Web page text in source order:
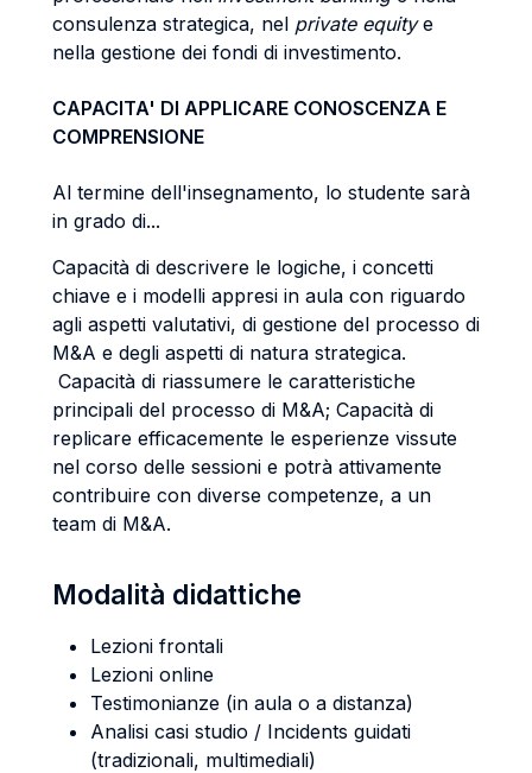
consulenza strategica, nel private equitye
nella gestione dei fondi di investimento.
CAPACITA' DI APPLICARE CONOSCENZA E
COMPRENSIONE
Al termine dell'insegnamento, lo studente sarà
in grado di...
Capacità di descrivere le logiche, i concetti
chiave e i modelli appresi in aula con riguardo
agli aspetti valutativi, di gestione del processo di
M&A e degli aspetti di natura strategica.
Capacità di riassumere le caratteristiche
principali del processo di M&A; Capacità di
replicare efficacemente le esperienze vissute
nel corso delle sessioni e potrà attivamente
contribuire con diverse competenze, a un
team di M&A.
Modalità didattiche
Lezioni frontali
Lezioni online
Testimonianze (in aula o a distanza)
Analisi casi studio / Incidents guidati
(tradizionali, multimediali)